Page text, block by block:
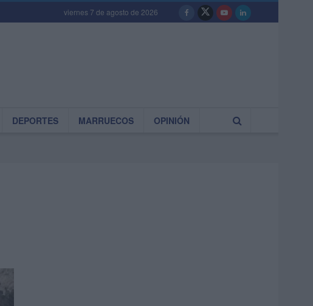
viernes 7 de agosto de 2026
DEPORTES MARRUECOS OPINIÓN